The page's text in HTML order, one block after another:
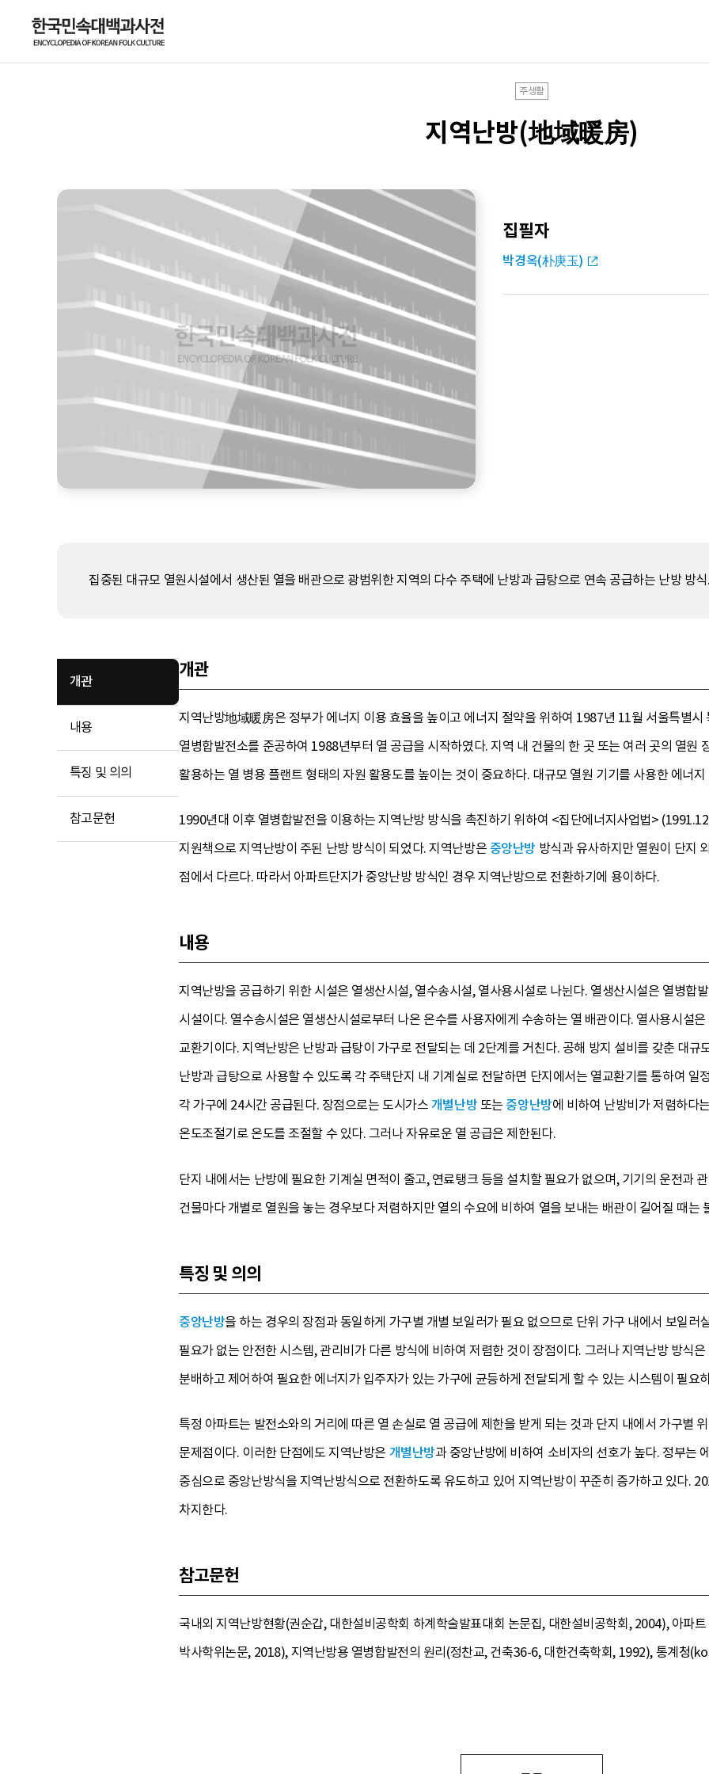
주생활
지역난방(地域暖房)
집필자
박경옥(朴庚玉)
집중된 대규모 열원시설에서 생산된 열을 배관으로 광범위한 지역의 다수 주택에 난방과 급탕으로 연속 공급하는 난방 방
개관
내용
특징 및 의의
참고문헌
개관
지역난방地域暖房은 정부가 에너지 이용 효율을 높이고 에너지 절약을 위하여 1987년 11월 서울특별
열병합발전소를 준공하여 1988년부터 열 공급을 시작하였다. 지역 내 건물의 한 곳 또는 여러 곳의 열원
활용하는 열 병용 플랜트 형태의 자원 활용도를 높이는 것이 중요하다. 대규모 열원 기기를 사용한 에너
1990년대 이후 열병합발전을 이용하는 지역난방 방식을 촉진하기 위하여 <집단에너지사업법>
지원책으로 지역난방이 주된 난방 방식이 되었다. 지역난방은중앙난방 방식과 유사하지만 열원이 단지
점에서 다르다. 따라서 아파트단지가 중앙난방 방식인 경우 지역난방으로 전환하기에 용이하다.
내용
지역난방을 공급하기 위한 시설은 열생산시설, 열수송시설, 열사용시설로 나뉜다. 열생산시설은 열병합
시설이다. 열수송시설은 열생산시설로부터 나온 온수를 사용자에게 수송하는 열 배관이다. 열사용시설
교환기이다. 지역난방은 난방과 급탕이 가구로 전달되는 데 2단계를 거친다. 공해 방지 설비를 갖춘 대
난방과 급탕으로 사용할 수 있도록 각 주택단지 내 기계실로 전달하면 단지에서는 열교환기를 통하여
각 가구에 24시간 공급된다. 장점으로는 도시가스개별난방또는중앙난방에 비하여 난방비가 저렴하다
온도조절기로 온도를 조절할 수 있다. 그러나 자유로운 열 공급은 제한된다.
단지 내에서는 난방에 필요한 기계실 면적이 줄고, 연료탱크 등을 설치할 필요가 없으며, 기기의 운전과
건물마다 개별로 열원을 놓는 경우보다 저렴하지만 열의 수요에 비하여 열을 보내는 배관이 길어질 때는
특징 및 의의
중앙난방을 하는 경우의 장점과 동일하게 가구별 개별 보일러가 필요 없으므로 단위 가구 내에서 보일
필요가 없는 안전한 시스템, 관리비가 다른 방식에 비하여 저렴한 것이 장점이다. 그러나 지역난방 방식
분배하고 제어하여 필요한 에너지가 입주자가 있는 가구에 균등하게 전달되게 할 수 있는 시스템이 필요
특정 아파트는 발전소와의 거리에 따른 열 손실로 열 공급에 제한을 받게 되는 것과 단지 내에서 가구별
문제점이다. 이러한 단점에도 지역난방은 개별난방과 중앙난방에 비하여 소비자의 선호가 높다. 정부는
중심으로 중앙난방식을 지역난방식으로 전환하도록 유도하고 있어 지역난방이 꾸준히 증가하고 있다.
차지한다.
참고문헌
국내외 지역난방현황(권순갑, 대한설비공학회 하계학술발표대회 논문집, 대한설비공학회, 2004), 아파
박사학위논문, 2018), 지역난방용 열병합발전의 원리(정찬교, 건축36-6, 대한건축학회, 1992), 통계청